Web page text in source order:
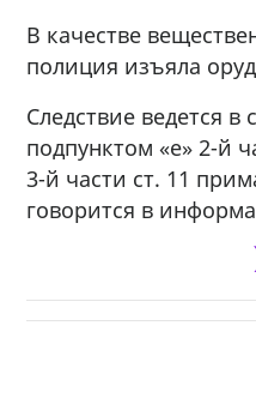
В качестве
полиция изъяла
Следствие ведется в
подпунктом «е» 2-й
3-й части ст. 11
говорится в